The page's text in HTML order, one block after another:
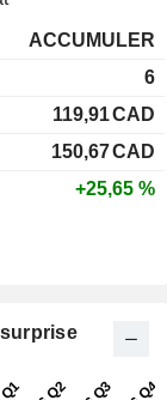
ACCUMULER
6
119,91CAD
150,67CAD
+25,65 %